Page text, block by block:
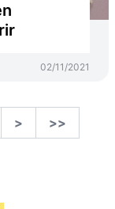
02/11/2021
> >>